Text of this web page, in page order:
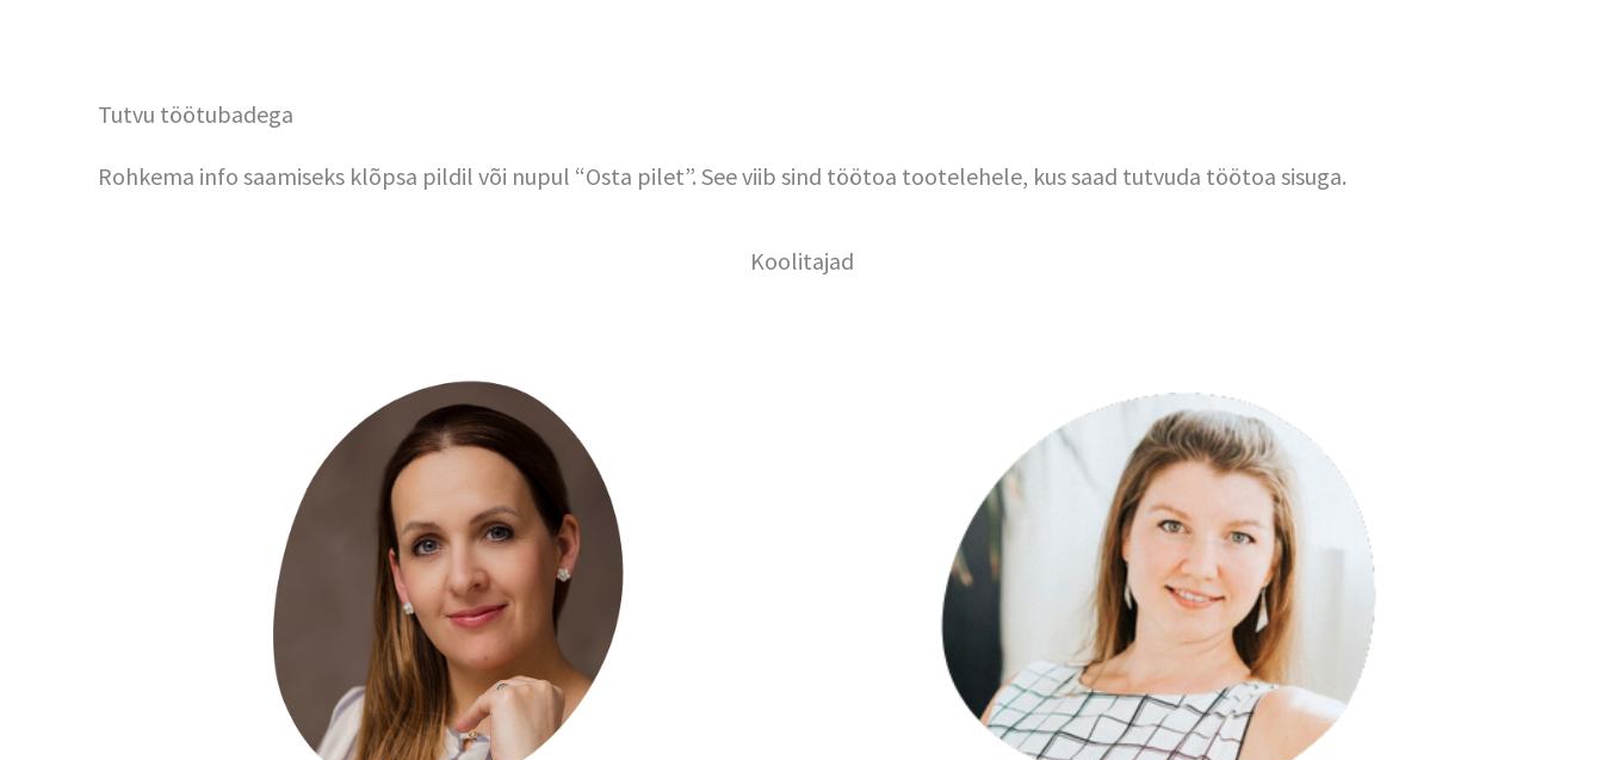
Tutvu töötubadega
Rohkema info saamiseks klõpsa pildil või nupul “Osta pilet”. See viib sind töötoa tootelehele, kus saad tutvuda töötoa sisuga.
Koolitajad